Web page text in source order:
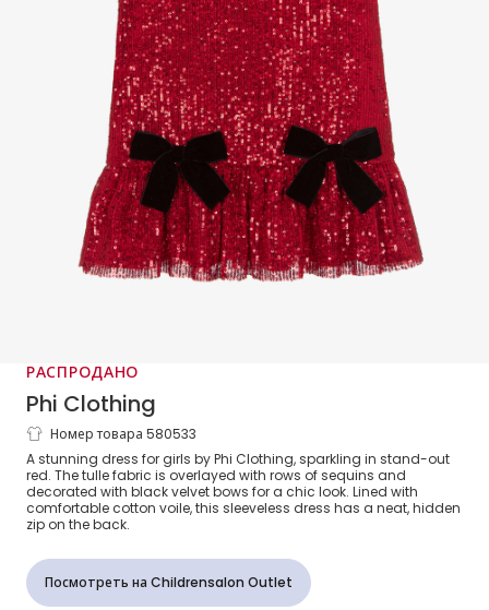
РАСПРОДАНО
Phi Clothing
Girls Red Sequins & Bows Dress
Номер товара 580533
A stunning dress for girls by Phi Clothing, sparkling in stand-out
red. The tulle fabric is overlayed with rows of sequins and
decorated with black velvet bows for a chic look. Lined with
comfortable cotton voile, this sleeveless dress has a neat, hidden
zip on the back.
Посмотреть на Childrensalon Outlet